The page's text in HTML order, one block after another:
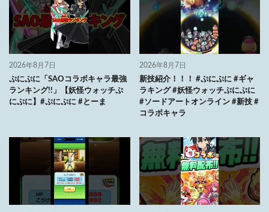
2026年8月7日
ぷにぷに「SAOコラボキャラ最強
ランキング!!」【妖怪ウォッチぷ
にぷに】#ぷにぷに #とーま
2026年8月7日
新技紹介！！！ #ぷにぷに #ギャ
ラキング #妖怪ウォッチぷにぷに
#ソードアートオンライン #新技 #
コラボキャラ